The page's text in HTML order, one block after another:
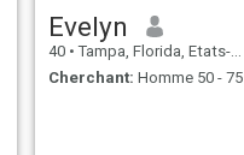
Evelyn
40 • Tampa, Florida, Etats-Unis
Cherchant: Homme 50 - 75